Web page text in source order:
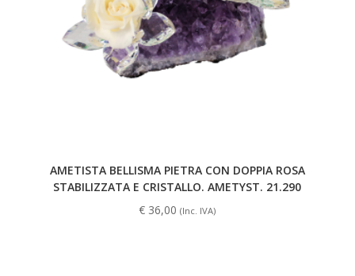
AMETISTA BELLISMA PIETRA CON DOPPIA ROSA
STABILIZZATA E CRISTALLO. AMETYST. 21.290
€ 36,00 (Inc. IVA)